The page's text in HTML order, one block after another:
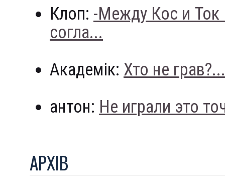
Клоп: -Между Кос и
согла...
Академік: Хто не грав?...
антон: Не играли это
АРХIВ